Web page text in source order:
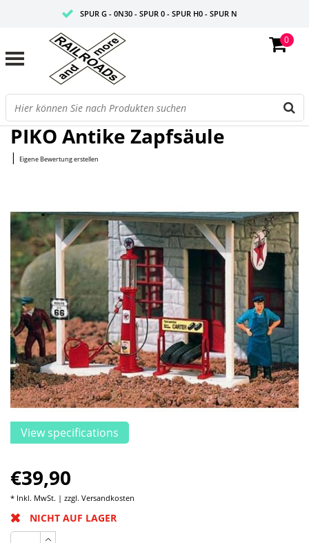
SPUR G - 0N30 - SPUR 0 - SPUR H0 - SPUR N
0
Startseite/Antike Zapfsäule
PIKO Antike Zapfsäule
| Eigene Bewertung erstellen
View specifications
€39,90
* Inkl. MwSt. | zzgl. Versandkosten
NICHT AUF LAGER